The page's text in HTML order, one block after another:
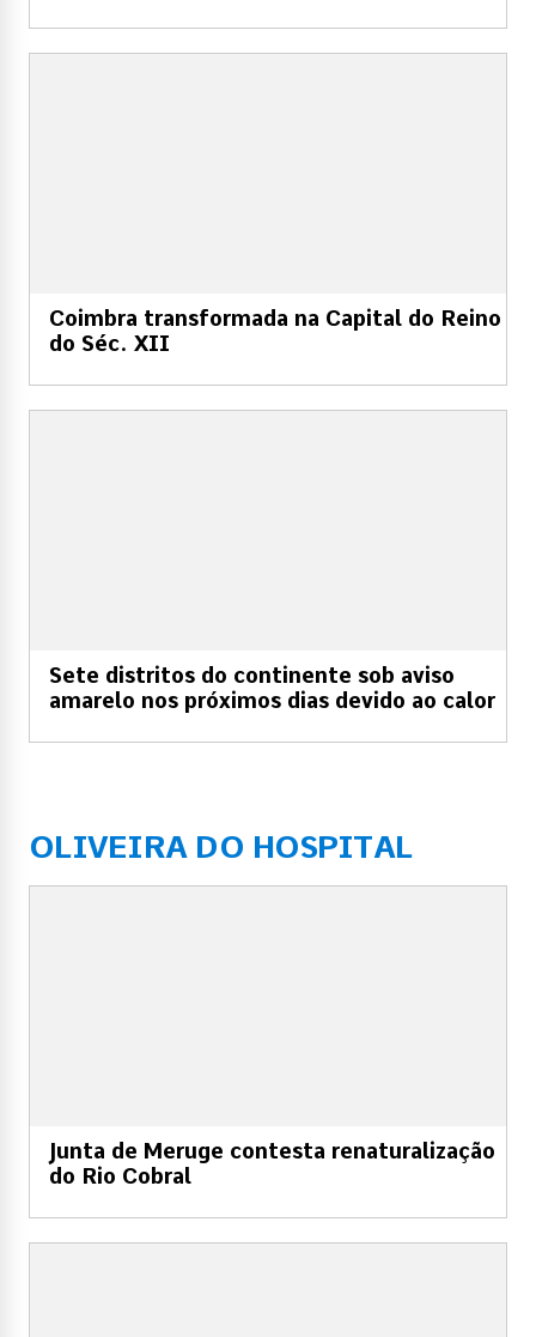
Coimbra transformada na Capital do Reino
do Séc. XII
Sete distritos do continente sob aviso
amarelo nos próximos dias devido ao calor
OLIVEIRA DO HOSPITAL
Junta de Meruge contesta renaturalização
do Rio Cobral